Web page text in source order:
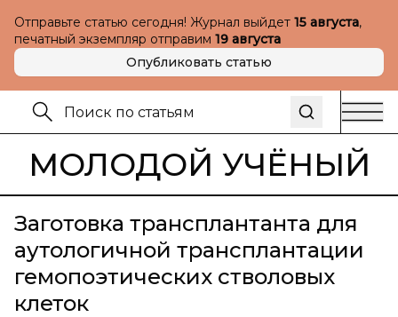
Отправьте статью сегодня! Журнал выйдет 15 августа,
печатный экземпляр отправим 19 августа
Опубликовать статью
МОЛОДОЙ УЧЁНЫЙ
Заготовка трансплантанта для
аутологичной трансплантации
гемопоэтических стволовых
клеток